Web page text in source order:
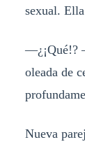
sexual.
—¿¡Qué!?
oleada de
Nueva